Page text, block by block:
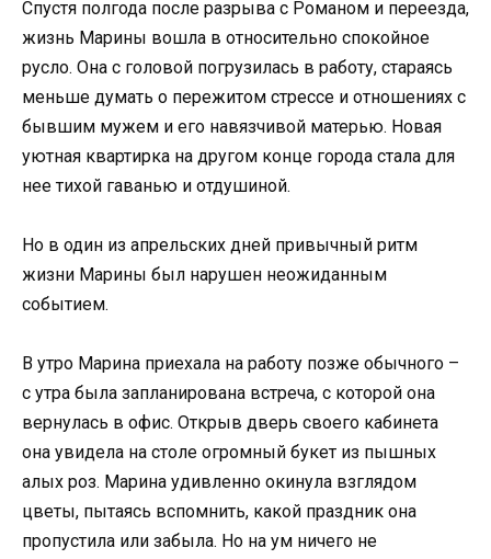
Спустя полгода после разрыва с Романом и переезда,
жизнь Марины вошла в относительно спокойное
русло. Она с головой погрузилась в работу, стараясь
меньше думать о пережитом стрессе и отношениях с
бывшим мужем и его навязчивой матерью. Новая
уютная квартирка на другом конце города стала для
нее тихой гаванью и отдушиной.
Но в один из апрельских дней привычный ритм
жизни Марины был нарушен неожиданным
событием.
В утро Марина приехала на работу позже обычного –
с утра была запланирована встреча, с которой она
вернулась в офис. Открыв дверь своего кабинета
она увидела на столе огромный букет из пышных
алых роз. Марина удивленно окинула взглядом
цветы, пытаясь вспомнить, какой праздник она
пропустила или забыла. Но на ум ничего не